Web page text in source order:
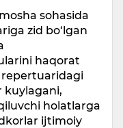
sohasida
zid bo‘lgan
haqorat
kuylagani,
holatlarga
ijtimoiy